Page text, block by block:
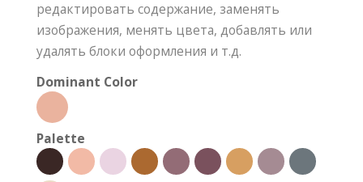
редактировать содержание, заменять
изображения, менять цвета, добавлять или
удалять блоки оформления и т.д.
Dominant Color
Palette